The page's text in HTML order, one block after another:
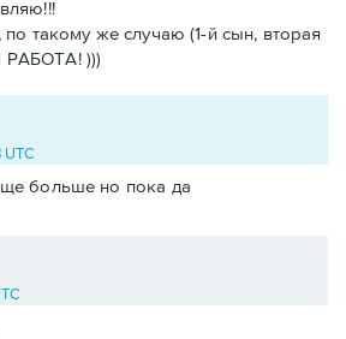
по такому же случаю (1-й сын, вторая
)))
больше но пока да